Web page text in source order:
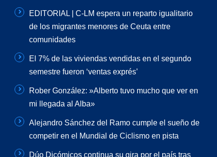
EDITORIAL | C-LM espera un reparto igualitario
de los migrantes menores de Ceuta entre
comunidades
El 7% de las viviendas vendidas en el segundo
semestre fueron ‘ventas exprés’
Rober González: »Alberto tuvo mucho que ver en
mi llegada al Alba»
Alejandro Sánchez del Ramo cumple el sueño de
competir en el Mundial de Ciclismo en pista
Dúo Dicómicos continua su gira por el país tras